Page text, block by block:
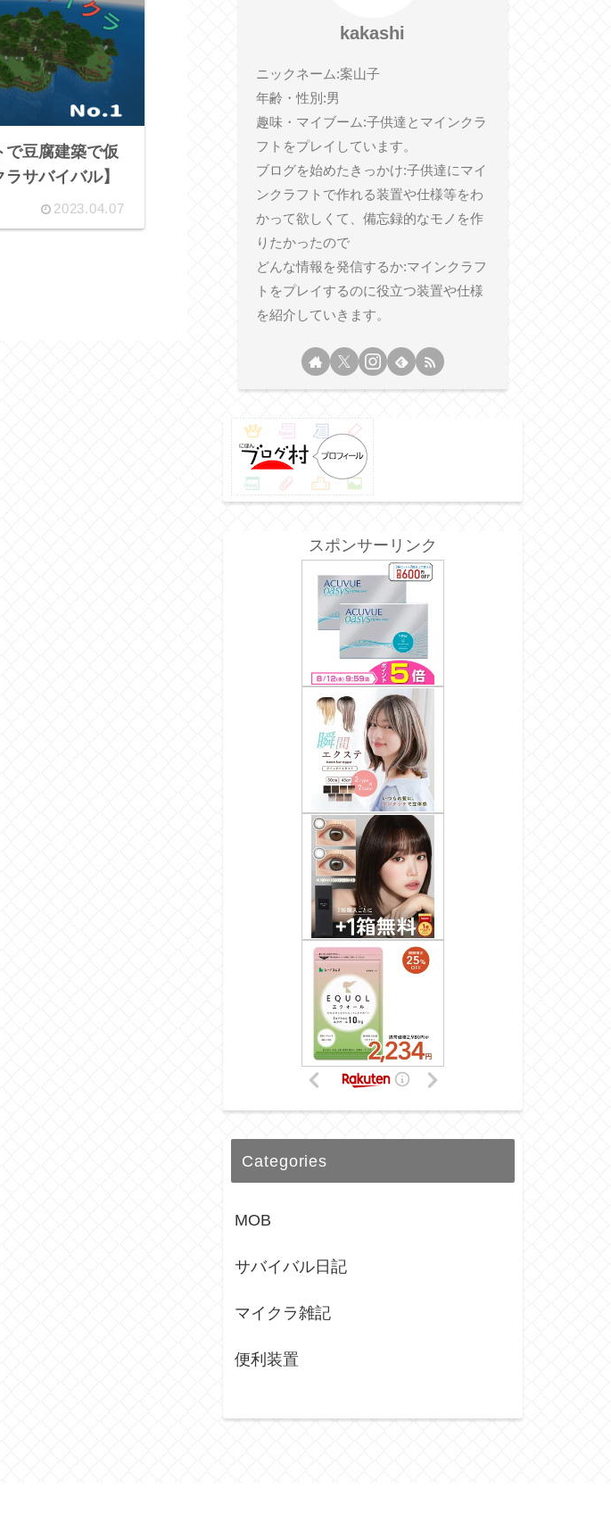
で豆腐建築で仮
サバイバル】
2023.04.07
kakashi
ニックネーム:案山子
年齢・性別:男
趣味・マイブーム:子供達とマインクラ
フトをプレイしています。
ブログを始めたきっかけ:子供達にマイ
ンクラフトで作れる装置や仕様等をわ
かって欲しくて、備忘録的なモノを作
りたかったので
どんな情報を発信するか:マインクラフ
トをプレイするのに役立つ装置や仕様
を紹介していきます。
スポンサーリンク
Categories
MOB
サバイバル日記
マイクラ雑記
便利装置